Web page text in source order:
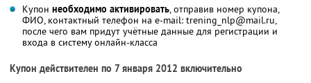
Купон необходимо активировать, отправив номер купона,
ФИО, контактный телефон на e-mail: trening_nlp@mail.ru,
после чего вам придут учётные данные для регистрации и
входа в систему онлайн-класса
Купон действителен по 7 января 2012 включительно